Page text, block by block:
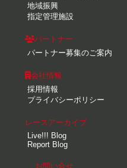
地域振興
指定管理施設
パートナー
パートナー募集のご案内
会社情報
採用情報
プライバシーポリシー
レースアーカイブ
Live!!! Blog
Report Blog
お問い合せ